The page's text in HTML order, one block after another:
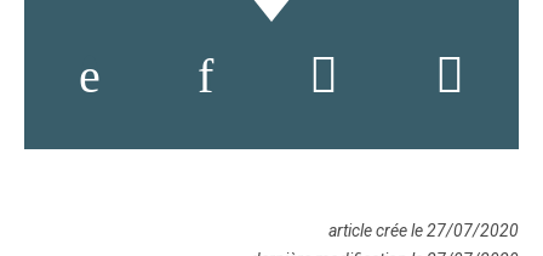
article crée le 27/07/2020